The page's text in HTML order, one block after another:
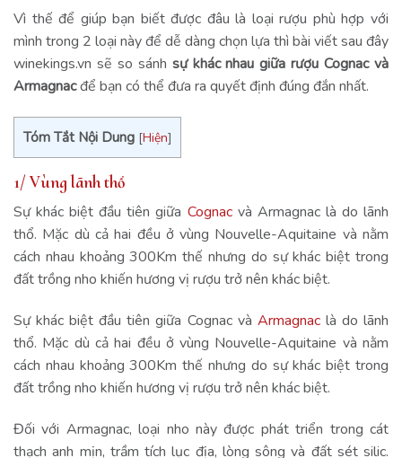
Vì thế để giúp bạn biết được đâu là loại rượu phù hợp với
mình trong 2 loại này để dễ dàng chọn lựa thì bài viết sau đây
winekings.vn sẽ so sánh sự khác nhau giữa rượu Cognac và
Armagnacđể bạn có thể đưa ra quyết định đúng đắn nhất.
Tóm Tắt Nội Dung [Hiện]
1/ Vùng lãnh thổ
Sự khác biệt đầu tiên giữa Cognacvà Armagnac là do lãnh
thổ. Mặc dù cả hai đều ở vùng Nouvelle-Aquitaine và nằm
cách nhau khoảng 300Km thế nhưng do sự khác biệt trong
đất trồng nho khiến hương vị rượu trở nên khác biệt.
Sự khác biệt đầu tiên giữa Cognac và Armagnaclà do lãnh
thổ. Mặc dù cả hai đều ở vùng Nouvelle-Aquitaine và nằm
cách nhau khoảng 300Km thế nhưng do sự khác biệt trong
đất trồng nho khiến hương vị rượu trở nên khác biệt.
Đối với Armagnac, loại nho này được phát triển trong cát
thạch anh mịn, trầm tích lục địa, lòng sông và đất sét silic.